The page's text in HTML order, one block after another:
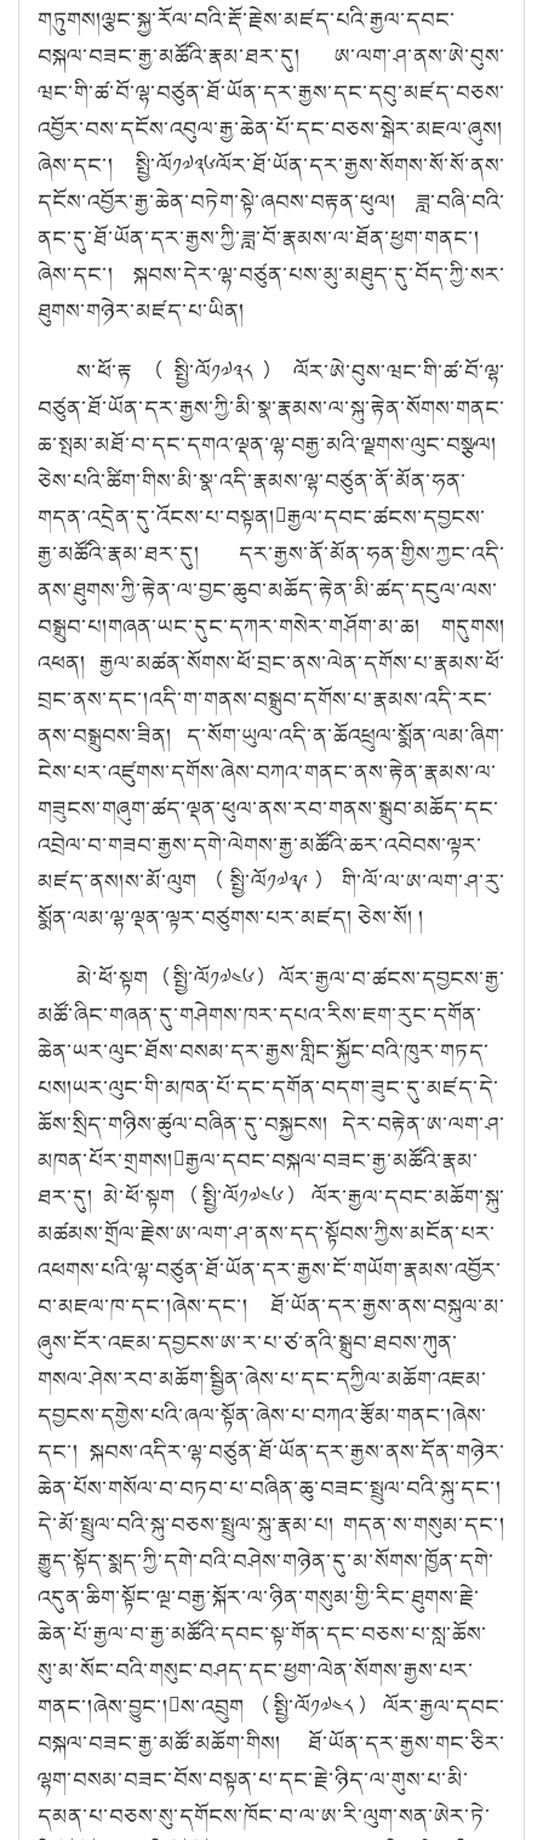
གཏུགས།ལྕང་སྐྱ་རོལ་བའི་རྡོ་རྗེས་མཛད་པའི་རྒྱལ་དབང་
བསྐལ་བཟང་རྒྱ་མཚོའི་རྣམ་ཐར་དུ། ཨ་ལག་ཤ་ནས་ཨེ་བུས་
ཝང་གི་ཚ་བོ་ལྷ་བཙུན་ཐོ་ཡོན་དར་རྒྱས་དང་དབུ་མཛད་བཅས་
འབྱོར་བས་དངོས་འབུལ་རྒྱ་ཆེན་པོ་དང་བཅས་སྒེར་མཇལ་ཞུས།
ཞེས་དང་། སྤྱི་ལོ༡༧༣༦ལོར་ཐོ་ཡོན་དར་རྒྱས་སོགས་སོ་སོ་ནས་
དངོས་འབྱོར་རྒྱ་ཆེན་བཏེག་སྟེ་ཞབས་བརྟན་ཕུལ། ཟླ་བཞི་བའི་
ནང་དུ་ཐོ་ཡོན་དར་རྒྱས་ཀྱི་ཟླ་བོ་རྣམས་ལ་ཐོན་ཕྱག་གནང་།
ཞེས་དང་། སྐབས་དེར་ལྷ་བཙུན་པས་མུ་མཐུད་དུ་བོད་ཀྱི་སར་
ཐུགས་གཉེར་མཛད་པ་ཡིན།
ས་ཕོ་རྟ（སྤྱི་ལོ༡༧༣༨）ལོར་ཨེ་བུས་ཝང་གི་ཚ་བོ་ལྷ་
བཙུན་ཐོ་ཡོན་དར་རྒྱས་ཀྱི་མི་སྣ་རྣམས་ལ་སྐུ་རྟེན་སོགས་གནང་
ཆ་སྤམ་མཐོ་བ་དང་དགའ་ལྡན་ལྷ་བརྒྱ་མའི་ལྗགས་ལུང་བསྩལ།
ཅེས་པའི་ཚིག་གིས་མི་སྣ་འདི་རྣམས་ལྷ་བཙུན་ནོ་མོན་ཧན་
གདན་འདྲེན་དུ་འོངས་པ་བསྟན།རྒྱལ་དབང་ཚངས་དབྱངས་
རྒྱ་མཚོའི་རྣམ་ཐར་དུ། དར་རྒྱས་ནོ་མོན་ཧན་གྱིས་ཀྱང་འདི་
ནས་ཐུགས་ཀྱི་རྟེན་ལ་བྱང་ཆུབ་མཆོད་རྟེན་མི་ཚད་དངུལ་ལས་
བསྒྲུབ་པ།གཞན་ཡང་དུང་དཀར་གསེར་གཤོག་མ་ཆ། གདུགས།
འཕན། རྒྱལ་མཚན་སོགས་ཕོ་བྲང་ནས་ལེན་དགོས་པ་རྣམས་ཕོ་
བྲང་ནས་དང་།འདི་ག་གནས་བསྒྲུབ་དགོས་པ་རྣམས་འདི་རང་
ནས་བསྒྲུབས་ཟིན། ད་སོག་ཡུལ་འདི་ན་ཆོའཕྲུལ་སྨོན་ལམ་ཞིག་
ངེས་པར་འཛུགས་དགོས་ཞེས་བཀའ་གནང་ནས་རྟེན་རྣམས་ལ་
གཟུངས་གཞུག་ཚད་ལྡན་ཕུལ་ནས་རབ་གནས་སྒྲུབ་མཆོད་དང་
འབྲེལ་བ་གཟབ་རྒྱས་དགེ་ལེགས་རྒྱ་མཚོའི་ཆར་འབེབས་ལྟར་
མཛད་ནས།ས་མོ་ལུག（སྤྱི་ལོ༡༧༣༩）གི་ལོ་ལ་ཨ་ལག་ཤ་རུ་
སྨོན་ལམ་ལྷ་ལྡན་ལྟར་བཙུགས་པར་མཛད། ཅེས་སོ། །
མེ་ཕོ་སྟག（སྤྱི་ལོ༡༧༤༦）ལོར་རྒྱལ་བ་ཚངས་དབྱངས་རྒྱ་
མཚོ་ཞིང་གཞན་དུ་གཤེགས་ཁར་དཔའ་རིས་ཇག་རུང་དགོན་
ཆེན་ཡར་ལུང་ཐོས་བསམ་དར་རྒྱས་གླིང་སྐྱོང་བའི་ཁུར་གཏད་
པས།ཡར་ལུང་གི་མཁན་པོ་དང་དགོན་བདག་ཟུང་དུ་མཛད་དེ་
ཆོས་སྲིད་གཉིས་ཚུལ་བཞིན་དུ་བསྐྱངས། དེར་བརྟེན་ཨ་ལག་ཤ་
མཁན་པོར་གྲགས།རྒྱལ་དབང་བསྐལ་བཟང་རྒྱ་མཚོའི་རྣམ་
ཐར་དུ། མེ་ཕོ་སྟག（སྤྱི་ལོ༡༧༤༦）ལོར་རྒྱལ་དབང་མཆོག་སྐུ་
མཚམས་གྲོལ་རྗེས་ཨ་ལག་ཤ་ནས་དད་སྟོབས་ཀྱིས་མངོན་པར་
འཕགས་པའི་ལྷ་བཙུན་ཐོ་ཡོན་དར་རྒྱས་ངོ་གཡོག་རྣམས་འབྱོར་
བ་མཇལ་ཁ་དང་།ཞེས་དང་། ཐོ་ཡོན་དར་རྒྱས་ནས་བསྐུལ་མ་
ཞུས་ངོར་འཇམ་དབྱངས་ཨ་ར་པ་ཙ་ནའི་སྒྲུབ་ཐབས་ཀུན་
གསལ་ཤེས་རབ་མཆོག་སྦྱིན་ཞེས་པ་དང་དཀྱིལ་མཆོག་འཇམ་
དབྱངས་དགྱེས་པའི་ཞལ་སྟོན་ཞེས་པ་བཀའ་རྩོམ་གནང་།ཞེས་
དང་། སྐབས་འདིར་ལྷ་བཙུན་ཐོ་ཡོན་དར་རྒྱས་ནས་དོན་གཉེར་
ཆེན་པོས་གསོལ་བ་བཏབ་པ་བཞིན་ཆུ་བཟང་སྤྲུལ་བའི་སྐུ་དང་།
དེ་མོ་སྤྲུལ་བའི་སྐུ་བཅས་སྤྲུལ་སྐུ་རྣམ་པ། གདན་ས་གསུམ་དང་།
རྒྱུད་སྟོད་སྨད་ཀྱི་དགེ་བའི་བཤེས་གཉེན་དུ་མ་སོགས་ཁྱོན་དགེ་
འདུན་ཆིག་སྟོང་ལྔ་བརྒྱ་སྐོར་ལ་ཉིན་གསུམ་གྱི་རིང་ཐུགས་རྗེ་
ཆེན་པོ་རྒྱལ་བ་རྒྱ་མཚོའི་དབང་སྟ་གོན་དང་བཅས་པ་སླ་ཆོས་
སུ་མ་སོང་བའི་གསུང་བཤད་དང་ཕྱག་ལེན་སོགས་རྒྱས་པར་
གནང་།ཞེས་བྱུང་།ས་འབྲུག（སྤྱི་ལོ༡༧༤༨）ལོར་རྒྱལ་དབང་
བསྐལ་བཟང་རྒྱ་མཚོ་མཆོག་གིས། ཐོ་ཡོན་དར་རྒྱས་གང་ཅིར་
ལྷག་བསམ་བཟང་བོས་བསྟན་པ་དང་རྗེ་ཉིད་ལ་གུས་པ་མི་
དམན་པ་བཅས་སུ་དགོངས་ཁོང་བ་ལ་ཨ་རི་ལུག་སན་ཨེར་ཏེ་